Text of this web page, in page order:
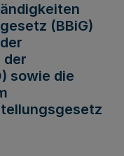
(BBiG)
der
sowie die